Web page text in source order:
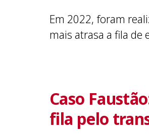
Em 2022, foram
mais atrasa a fila de
Caso
fila pelo